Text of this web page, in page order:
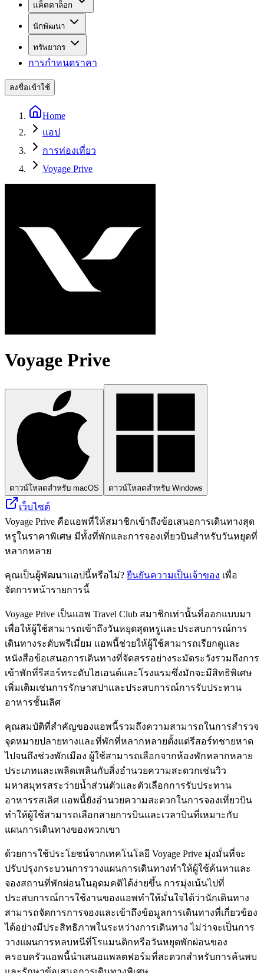
แค็ตตาล็อก
นักพัฒนา
ทรัพยากร
การกำหนดราคา
ลงชื่อเข้าใช้
Home
แอป
การท่องเที่ยว
Voyage Prive
Voyage Prive
ดาวน์โหลดสำหรับ macOS ดาวน์โหลดสำหรับ Windows
เว็บไซต์
Voyage Prive คือแอพที่ให้สมาชิกเข้าถึงข้อเสนอการเดินทางสุด
หรูในราคาพิเศษ มีทั้งที่พักและการจองเที่ยวบินสำหรับวันหยุดที่
หลากหลาย
คุณเป็นผู้พัฒนาแอปนี้หรือไม่? ยืนยันความเป็นเจ้าของ เพื่อ
จัดการหน้ารายการนี้
Voyage Prive เป็นแอพ Travel Club สมาชิกเท่านั้นที่ออกแบบมา
เพื่อให้ผู้ใช้สามารถเข้าถึงวันหยุดสุดหรูและประสบการณ์การ
เดินทางระดับพรีเมี่ยม แอพนี้ช่วยให้ผู้ใช้สามารถเรียกดูและ
หนังสือข้อเสนอการเดินทางที่จัดสรรอย่างระมัดระวังรวมถึงการ
เข้าพักที่รีสอร์ทระดับไฮเอนด์และโรงแรมซึ่งมักจะมีสิทธิพิเศษ
เพิ่มเติมเช่นการรักษาสปาและประสบการณ์การรับประทาน
อาหารชั้นเลิศ
คุณสมบัติที่สำคัญของแอพนี้รวมถึงความสามารถในการสำรวจ
จุดหมายปลายทางและที่พักที่หลากหลายตั้งแต่รีสอร์ทชายหาด
ไปจนถึงช่วงพักเมือง ผู้ใช้สามารถเลือกจากห้องพักหลากหลาย
ประเภทและเพลิดเพลินกับสิ่งอำนวยความสะดวกเช่นวิว
มหาสมุทรสระว่ายน้ำส่วนตัวและตัวเลือกการรับประทาน
อาหารรสเลิศ แอพนี้ยังอำนวยความสะดวกในการจองเที่ยวบิน
ทำให้ผู้ใช้สามารถเลือกสายการบินและเวลาบินที่เหมาะกับ
แผนการเดินทางของพวกเขา
ด้วยการใช้ประโยชน์จากเทคโนโลยี Voyage Prive มุ่งมั่นที่จะ
ปรับปรุงกระบวนการวางแผนการเดินทางทำให้ผู้ใช้ค้นหาและ
จองสถานที่พักผ่อนในอุดมคติได้ง่ายขึ้น การมุ่งเน้นไปที่
ประสบการณ์การใช้งานของแอพทำให้มั่นใจได้ว่านักเดินทาง
สามารถจัดการการจองและเข้าถึงข้อมูลการเดินทางที่เกี่ยวข้อง
ได้อย่างมีประสิทธิภาพในระหว่างการเดินทาง ไม่ว่าจะเป็นการ
วางแผนการหลบหนีที่โรแมนติกหรือวันหยุดพักผ่อนของ
ครอบครัวแอพนี้นำเสนอแพลตฟอร์มที่สะดวกสำหรับการค้นพบ